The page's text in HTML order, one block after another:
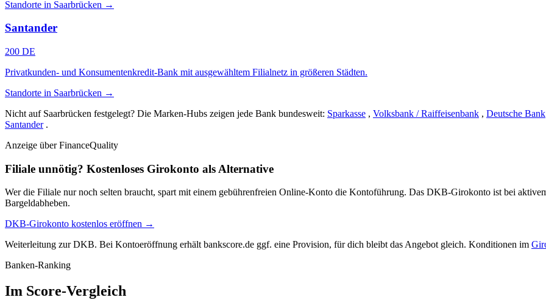
Standorte in Saarbrücken →
Santander
200 DE
Privatkunden- und Konsumentenkredit-Bank mit ausgewähltem Filialnetz in größeren Städten.
Standorte in Saarbrücken →
Nicht auf Saarbrücken festgelegt? Die Marken-Hubs zeigen jede Bank bundesweit: Sparkasse , Volksbank / Raiffeisenbank , Deutsche Bank
Santander.
Anzeige über FinanceQuality
Filiale unnötig? Kostenloses Girokonto als Alternative
Wer die Filiale nur noch selten braucht, spart mit einem gebührenfreien Online-Konto die Kontoführung. Das DKB-Girokonto ist bei
Bargeldabheben.
DKB-Girokonto kostenlos eröffnen →
Weiterleitung zur DKB. Bei Kontoeröffnung erhält bankscore.de ggf. eine Provision, für dich bleibt das Angebot gleich. Konditionen im
Banken-Ranking
Im Score-Vergleich